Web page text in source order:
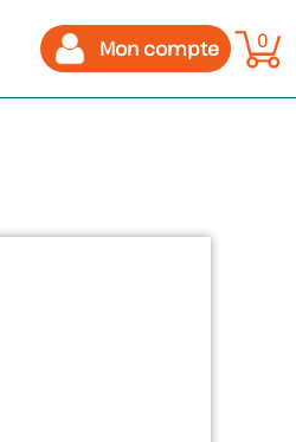
Mon compte 0